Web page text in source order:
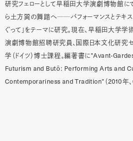
研究フェローとして早稲田大学演劇博物館に
ら土方巽の舞踏へ──パフォーマンスとテキ
ぐって」をテーマに研究。現在、早稲田大学
演劇博物館招聘研究員、国際日本文化研究セ
学（ドイツ）博士課程。編著書に”Avant-
Futurism and Butō: Performing Arts and
Contemporariness and Tradition”（2010年、